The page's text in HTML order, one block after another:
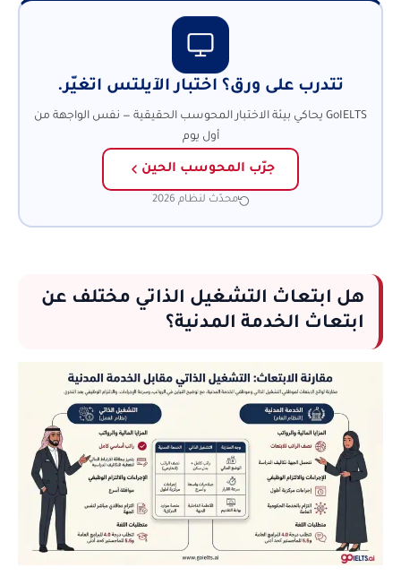
تتدرب على ورق؟ اختبار الآيلتس اتغيّر.
GoIELTS يحاكي بيئة الاختبار المحوسب الحقيقية — نفس الواجهة من
أول يوم
جرّب المحوسب الحين
محدّث لنظام 2026
هل ابتعاث التشغيل الذاتي مختلف عن
ابتعاث الخدمة المدنية؟